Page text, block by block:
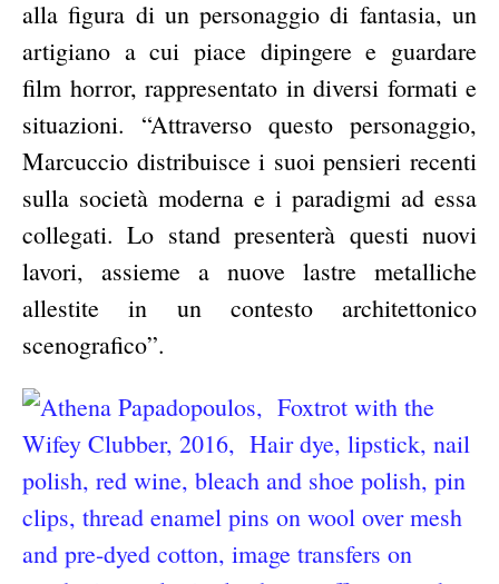
alla figura di un personaggio di fantasia, un
artigiano a cui piace dipingere e guardare
film horror, rappresentato in diversi formati e
situazioni. “Attraverso questo personaggio,
Marcuccio distribuisce i suoi pensieri recenti
sulla società moderna e i paradigmi ad essa
collegati. Lo stand presenterà questi nuovi
lavori, assieme a nuove lastre metalliche
allestite in un contesto architettonico
scenografico”.